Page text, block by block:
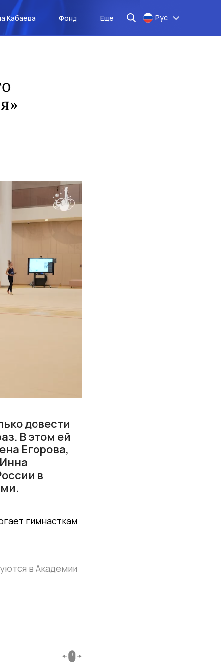
Кабаева Фонд Еще Рус
довести
В этом ей
Егорова,
в
гимнасткам
в Академии